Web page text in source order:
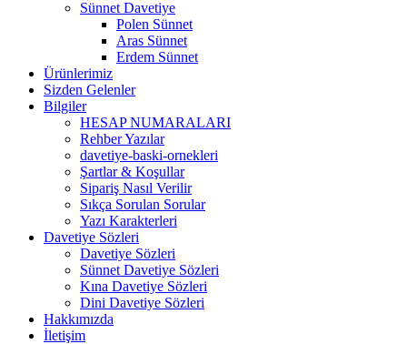
Sünnet Davetiye
Polen Sünnet
Aras Sünnet
Erdem Sünnet
Ürünlerimiz
Sizden Gelenler
Bilgiler
HESAP NUMARALARI
Rehber Yazılar
davetiye-baski-ornekleri
Şartlar & Koşullar
Sipariş Nasıl Verilir
Sıkça Sorulan Sorular
Yazı Karakterleri
Davetiye Sözleri
Davetiye Sözleri
Sünnet Davetiye Sözleri
Kına Davetiye Sözleri
Dini Davetiye Sözleri
Hakkımızda
İletişim